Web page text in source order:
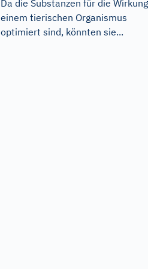
Da die Substanzen für die
einem tierischen Organismus
optimiert sind, könnten sie...